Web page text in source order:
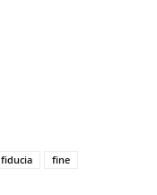
fiducia
fine